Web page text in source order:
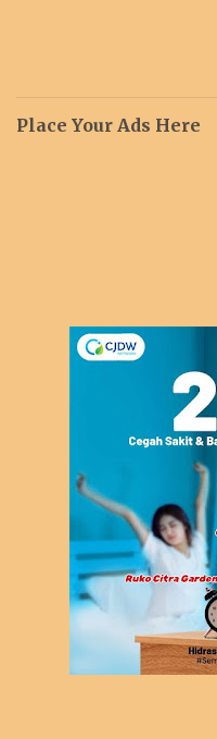
Place Your Ads Here